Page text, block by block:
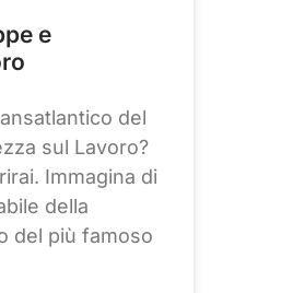
e
del
sul Lavoro?
Immagina di
della
del più famoso